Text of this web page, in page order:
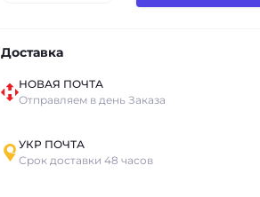
Доставка
НОВАЯ ПОЧТА
Отправляем в день Заказа
УКР ПОЧТА
Срок доставки 48 часов